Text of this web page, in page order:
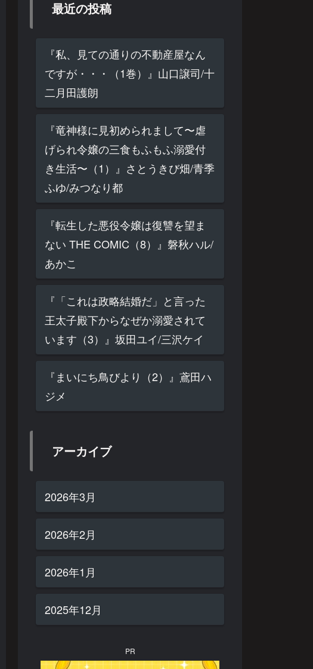
最近の投稿
『私、見ての通りの不動産屋なん
ですが・・・（1巻）』山口譲司/十
二月田護朗
『竜神様に見初められまして〜虐
げられ令嬢の三食もふもふ溺愛付
き生活〜（1）』さとうきび畑/青季
ふゆ/みつなり都
『転生した悪役令嬢は復讐を望ま
ない THE COMIC（8）』磐秋ハル/
あかこ
『「これは政略結婚だ」と言った
王太子殿下からなぜか溺愛されて
います（3）』坂田ユイ/三沢ケイ
『まいにち鳥びより（2）』鳶田ハ
ジメ
アーカイブ
2026年3月
2026年2月
2026年1月
2025年12月
PR